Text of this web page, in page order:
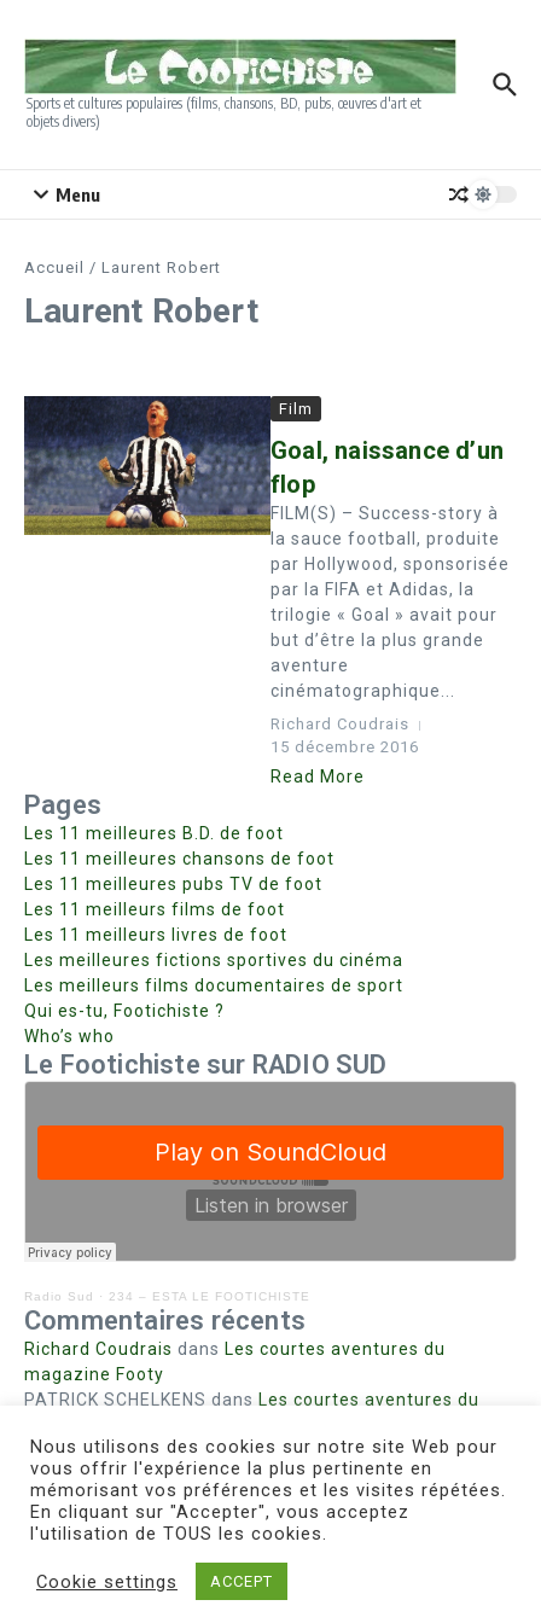
Sports et cultures populaires (films, chansons, BD, pubs, œuvres d'art et
objets divers)
Menu
Accueil / Laurent Robert
Laurent Robert
Film
Goal, naissance d’un
flop
FILM(S) – Success-story à
la sauce football, produite
par Hollywood, sponsorisée
par la FIFA et Adidas, la
trilogie « Goal » avait pour
but d’être la plus grande
aventure
cinématographique...
Richard Coudrais
15 décembre 2016
Read More
Pages
Les 11 meilleures B.D. de foot
Les 11 meilleures chansons de foot
Les 11 meilleures pubs TV de foot
Les 11 meilleurs films de foot
Les 11 meilleurs livres de foot
Les meilleures fictions sportives du cinéma
Les meilleurs films documentaires de sport
Qui es-tu, Footichiste ?
Who’s who
Le Footichiste sur RADIO SUD
Radio Sud · 234 – ESTA LE FOOTICHISTE
Commentaires récents
Richard Coudrais dans Les courtes aventures du
magazine Footy
PATRICK SCHELKENS dans Les courtes aventures du
Bohn fabiennedans Intrigues sanglantes à Mulhouse
Steph. RUTA dansLust for Nice
MIRMANDdansPieds agiles et champignons
Copyright © 2026 Le Footichiste | Réalisé par
Nous utilisons des cookies sur notre site Web pour
vous offrir l'expérience la plus pertinente en
mémorisant vos préférences et les visites répétées.
En cliquant sur "Accepter", vous acceptez
l'utilisation de TOUS les cookies.
Cookie settings ACCEPT